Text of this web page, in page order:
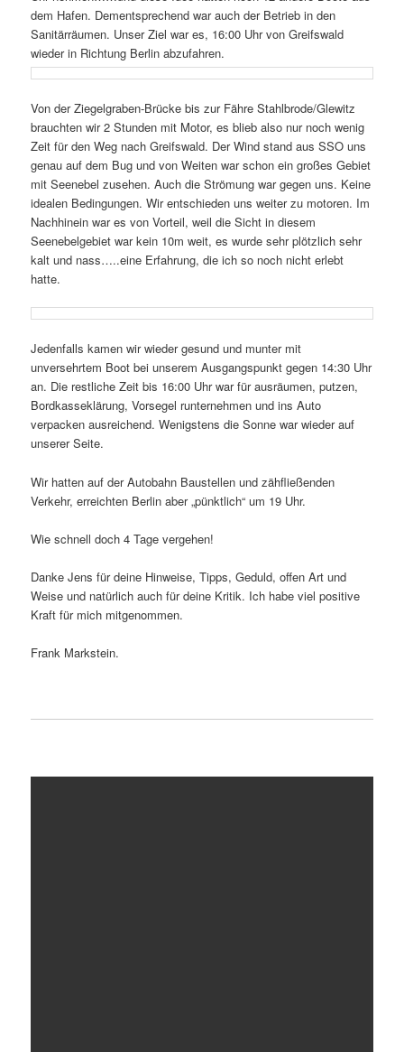
dem Hafen. Dementsprechend war auch der Betrieb in den
Sanitärräumen. Unser Ziel war es, 16:00 Uhr von Greifswald
wieder in Richtung Berlin abzufahren.
Von der Ziegelgraben-Brücke bis zur Fähre Stahlbrode/Glewitz
brauchten wir 2 Stunden mit Motor, es blieb also nur noch wenig
Zeit für den Weg nach Greifswald. Der Wind stand aus SSO uns
genau auf dem Bug und von Weiten war schon ein großes Gebiet
mit Seenebel zusehen. Auch die Strömung war gegen uns. Keine
idealen Bedingungen. Wir entschieden uns weiter zu motoren. Im
Nachhinein war es von Vorteil, weil die Sicht in diesem
Seenebelgebiet war kein 10m weit, es wurde sehr plötzlich sehr
kalt und nass…..eine Erfahrung, die ich so noch nicht erlebt
hatte.
Jedenfalls kamen wir wieder gesund und munter mit
unversehrtem Boot bei unserem Ausgangspunkt gegen 14:30 Uhr
an. Die restliche Zeit bis 16:00 Uhr war für ausräumen, putzen,
Bordkasseklärung, Vorsegel runternehmen und ins Auto
verpacken ausreichend. Wenigstens die Sonne war wieder auf
unserer Seite.
Wir hatten auf der Autobahn Baustellen und zähfließenden
Verkehr, erreichten Berlin aber „pünktlich“ um 19 Uhr.
Wie schnell doch 4 Tage vergehen!
Danke Jens für deine Hinweise, Tipps, Geduld, offen Art und
Weise und natürlich auch für deine Kritik. Ich habe viel positive
Kraft für mich mitgenommen.
Frank Markstein.